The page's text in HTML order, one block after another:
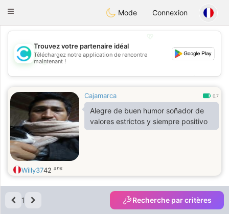
olombiaCitas
Toggle
Mode Connexion
💖
💕
Trouvez votre partenaire idéal
Téléchargez notre application de rencontre
maintenant !
Cajamarca 0.7
Alegre de buen humor soñador de
valores estrictos y siempre positivo
Willy3742 ans
1 Recherche par critères